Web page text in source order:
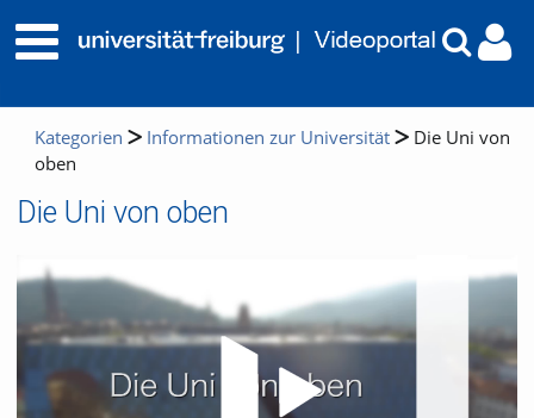
Kategorien Informationen zur Universität
Die Uni von
oben
Die Uni von oben